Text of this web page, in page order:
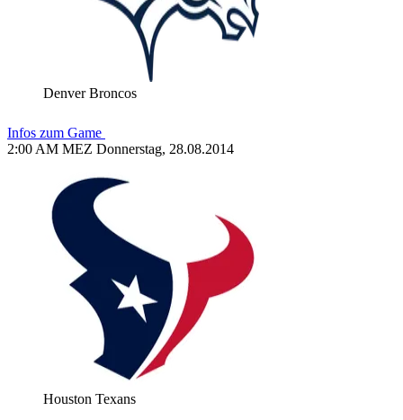
Denver Broncos
Infos zum Game
2:00 AM MEZ Donnerstag, 28.08.2014
Houston Texans